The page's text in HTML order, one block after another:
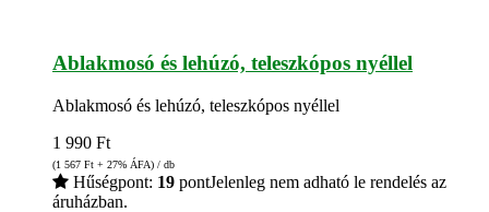
Ablakmosó és lehúzó, teleszkópos nyéllel
Ablakmosó és lehúzó, teleszkópos nyéllel
1 990 Ft
(1 567 Ft + 27% ÁFA) / db
Hűségpont: 19 pontJelenleg nem adható le rendelés az
áruházban.